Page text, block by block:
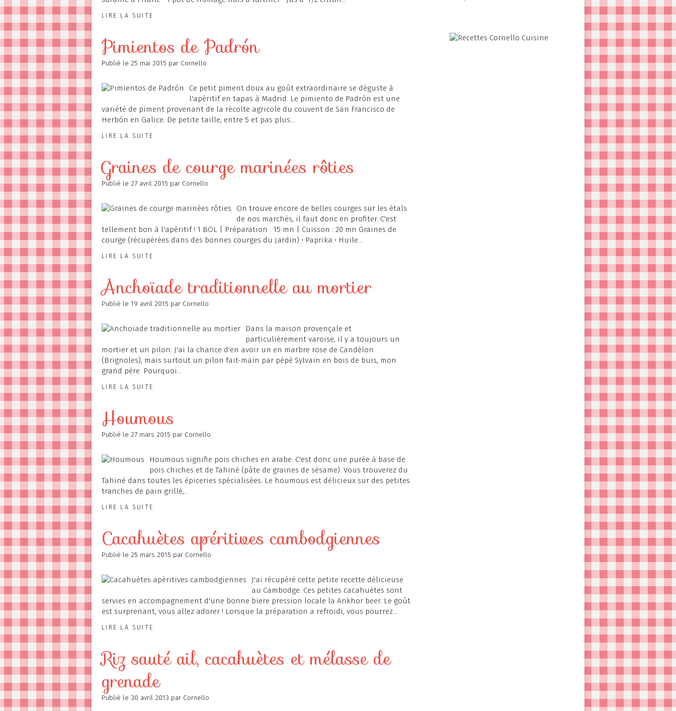
LIRE LA SUITE
Pimientos de Padrón
Publié le 25 mai 2015 par Cornello
Ce petit piment doux au goût extraordinaire se déguste à
l'apéritif en tapas à Madrid. Le pimiento de Padrón est une
variété de piment provenant de la récolte agricole du couvent de San Francisco de
Herbón en Galice. De petite taille, entre 5 et pas plus...
LIRE LA SUITE
Graines de courge marinées rôties
Publié le 27 avril 2015 par Cornello
On trouve encore de belles courges sur les étals
de nos marchés, il faut donc en profiter. C'est
tellement bon à l'apéritif ! 1 BOL | Préparation : 15 mn | Cuisson : 20 mn Graines de
courge (récupérées dans des bonnes courges du jardin) • Paprika • Huile...
LIRE LA SUITE
Anchoïade traditionnelle au mortier
Publié le 19 avril 2015 par Cornello
Dans la maison provençale et
particulièrement varoise, il y a toujours un
mortier et un pilon. J'ai la chance d'en avoir un en marbre rose de Candélon
(Brignoles), mais surtout un pilon fait-main par pépé Sylvain en bois de buis, mon
grand père. Pourquoi...
LIRE LA SUITE
Houmous
Publié le 27 mars 2015 par Cornello
Houmous signifie pois chiches en arabe. C'est donc une purée à base de
pois chiches et de Tahiné (pâte de graines de sésame). Vous trouverez du
Tahiné dans toutes les épiceries spécialisées. Le houmous est délicieux sur des petites
tranches de pain grillé,...
LIRE LA SUITE
Cacahuètes apéritives cambodgiennes
Publié le 25 mars 2015 par Cornello
J'ai récupéré cette petite recette délicieuse
au Cambodge. Ces petites cacahuètes sont
servies en accompagnement d'une bonne biere pression locale la Ankhor beer. Le goût
est surprenant, vous allez adorer ! Lorsque la préparation a refroidi, vous pourrez...
LIRE LA SUITE
Riz sauté ail, cacahuètes et mélasse de
grenade
Publié le 30 avril 2013 par Cornello